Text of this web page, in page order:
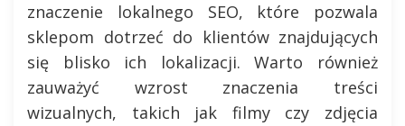
znaczenie lokalnego SEO, które pozwala
sklepom dotrzeć do klientów znajdujących
się blisko ich lokalizacji. Warto również
zauważyć wzrost znaczenia treści
wizualnych, takich jak filmy czy zdjęcia